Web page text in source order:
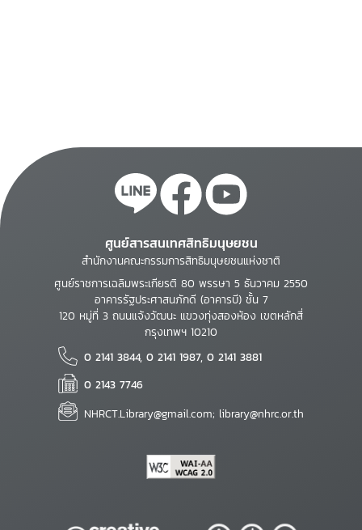
ศูนย์สารสนเทศสิทธิมนุษยชน
สำนักงานคณะกรรมการสิทธิมนุษยชนแห่งชาติ
ศูนย์ราชการเฉลิมพระเกียรติ 80 พรรษา 5 ธันวาคม 2550
อาคารรัฐประศาสนภักดี (อาคารบี) ชั้น 7
120 หมู่ที่ 3 ถนนแจ้งวัฒนะ แขวงทุ่งสองห้อง เขตหลักสี่
กรุงเทพฯ 10210
0 2141 3844, 0 2141 1987, 0 2141 3881
0 2143 7746
NHRCT.Library@gmail.com; library@nhrc.or.th